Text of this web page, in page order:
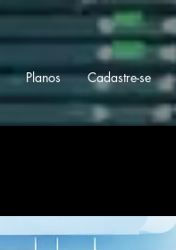
Planos Cadastre-se